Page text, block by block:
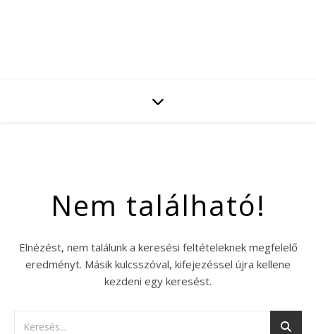
Nem található!
Elnézést, nem találunk a keresési feltételeknek megfelelő
eredményt. Másik kulcsszóval, kifejezéssel újra kellene
kezdeni egy keresést.